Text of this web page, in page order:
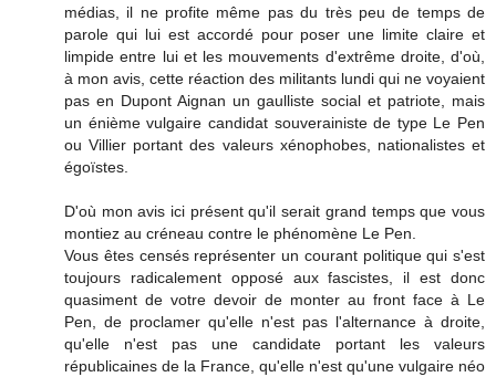
médias, il ne profite même pas du très peu de temps de
parole qui lui est accordé pour poser une limite claire et
limpide entre lui et les mouvements d'extrême droite, d'où,
à mon avis, cette réaction des militants lundi qui ne voyaient
pas en Dupont Aignan un gaulliste social et patriote, mais
un énième vulgaire candidat souverainiste de type Le Pen
ou Villier portant des valeurs xénophobes, nationalistes et
égoïstes.
D'où mon avis ici présent qu'il serait grand temps que vous
montiez au créneau contre le phénomène Le Pen.
Vous êtes censés représenter un courant politique qui s'est
toujours radicalement opposé aux fascistes, il est donc
quasiment de votre devoir de monter au front face à Le
Pen, de proclamer qu'elle n'est pas l'alternance à droite,
qu'elle n'est pas une candidate portant les valeurs
républicaines de la France, qu'elle n'est qu'une vulgaire néo